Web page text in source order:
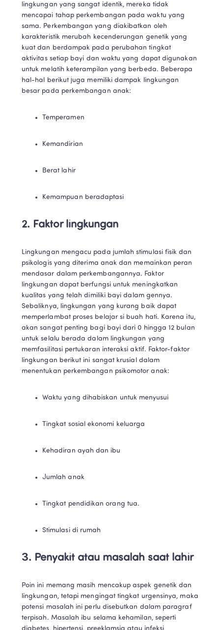
lingkungan yang sangat identik, mereka tidak
mencapai tahap perkembangan pada waktu yang
sama. Perkembangan yang diakibatkan oleh
karakteristik merubah kecenderungan genetik yang
kuat dan berdampak pada perubahan tingkat
aktivitas setiap bayi dan waktu yang dapat digunakan
untuk melatih keterampilan yang berbeda. Beberapa
hal-hal berikut juga memiliki dampak lingkungan
besar pada perkembangan anak:
Temperamen
Kemandirian
Berat lahir
Kemampuan beradaptasi
2. Faktor lingkungan
Lingkungan mengacu pada jumlah stimulasi fisik dan
psikologis yang diterima anak dan memainkan peran
mendasar dalam perkembangannya. Faktor
lingkungan dapat berfungsi untuk meningkatkan
kualitas yang telah dimiliki bayi dalam gennya.
Sebaliknya, lingkungan yang kurang baik dapat
memperlambat proses belajar si buah hati. Karena itu,
akan sangat penting bagi bayi dari 0 hingga 12 bulan
untuk selalu berada dalam lingkungan yang
memfasilitasi pertukaran interaksi aktif. Faktor-faktor
lingkungan berikut ini sangat krusial dalam
menentukan perkembangan psikomotor anak:
Waktu yang dihabiskan untuk menyusui
Tingkat sosial ekonomi keluarga
Kehadiran ayah dan ibu
Jumlah anak
Tingkat pendidikan orang tua.
Stimulasi di rumah
3. Penyakit atau masalah saat lahir
Poin ini memang masih mencakup aspek genetik dan
lingkungan, tetapi mengingat tingkat urgensinya, maka
potensi masalah ini perlu disebutkan dalam paragraf
terpisah. Masalah ibu selama kehamilan, seperti
diabetes, hipertensi, preeklamsia atau infeksi